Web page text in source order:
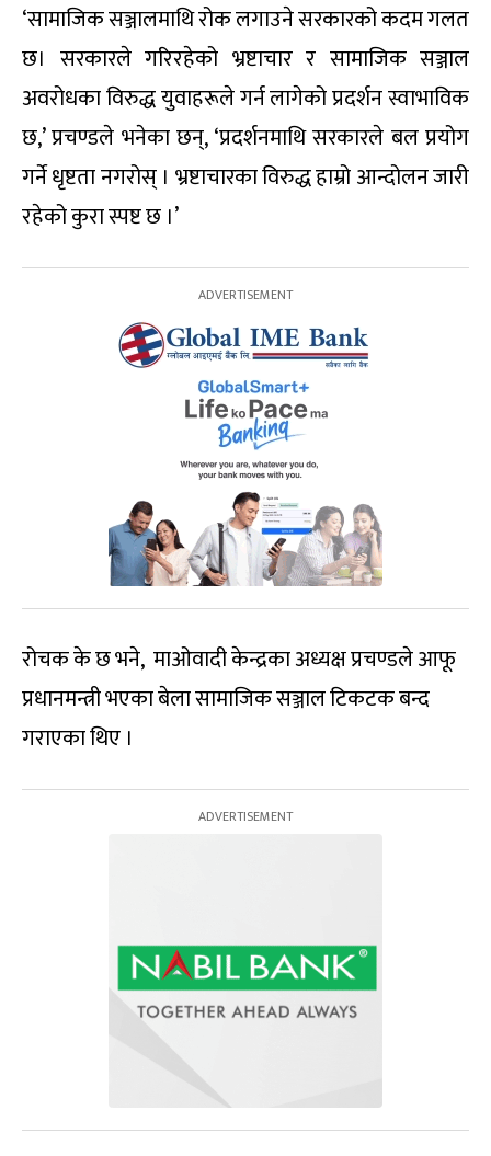
‘सामाजिक सञ्जालमाथि रोक लगाउने सरकारको कदम गलत
छ। सरकारले गरिरहेको भ्रष्टाचार र सामाजिक सञ्जाल
अवरोधका विरुद्ध युवाहरूले गर्न लागेको प्रदर्शन स्वाभाविक
छ,’ प्रचण्डले भनेका छन्, ‘प्रदर्शनमाथि सरकारले बल प्रयोग
गर्ने धृष्टता नगरोस् । भ्रष्टाचारका विरुद्ध हाम्रो आन्दोलन जारी
रहेको कुरा स्पष्ट छ ।’
रोचक के छ भने, माओवादी केन्द्रका अध्यक्ष प्रचण्डले आफू
प्रधानमन्त्री भएका बेला सामाजिक सञ्जाल टिकटक बन्द
गराएका थिए ।